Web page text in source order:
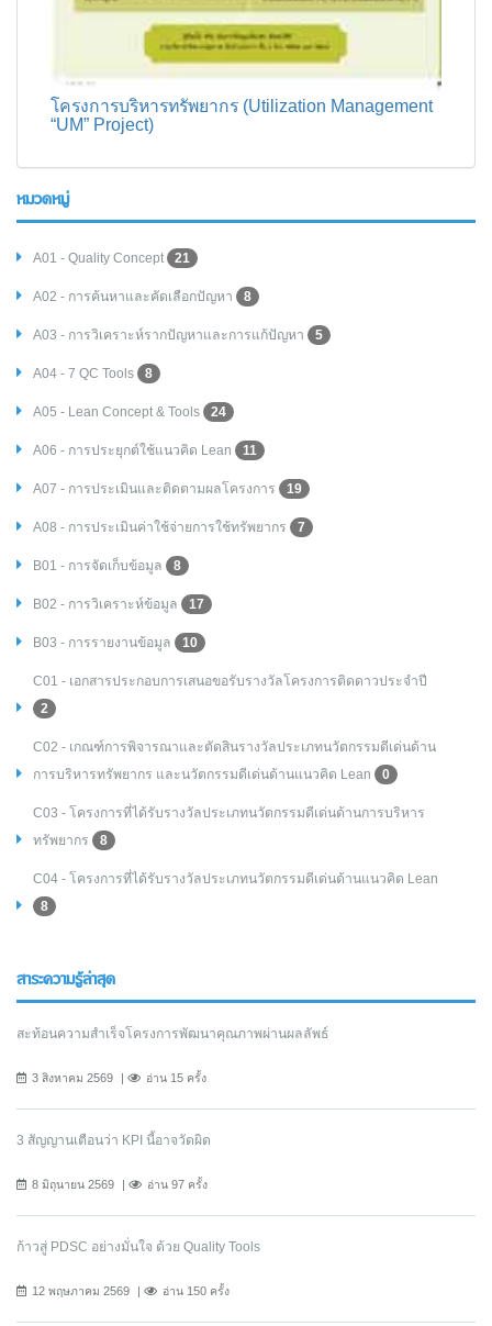
โครงการบริหารทรัพยากร (Utilization Management
“UM” Project)
หมวดหมู่
A01 - Quality Concept 21
A02 - การค้นหาและคัดเลือกปัญหา 8
A03 - การวิเคราะห์รากปัญหาและการแก้ปัญหา 5
A04 - 7 QC Tools 8
A05 - Lean Concept & Tools 24
A06 - การประยุกต์ใช้แนวคิด Lean 11
A07 - การประเมินและติดตามผลโครงการ 19
A08 - การประเมินค่าใช้จ่ายการใช้ทรัพยากร 7
B01 - การจัดเก็บข้อมูล 8
B02 - การวิเคราะห์ข้อมูล 17
B03 - การรายงานข้อมูล 10
C01 - เอกสารประกอบการเสนอขอรับรางวัลโครงการติดดาวประจำปี
2
C02 - เกณฑ์การพิจารณาและตัดสินรางวัลประเภทนวัตกรรมดีเด่นด้าน
การบริหารทรัพยากร และนวัตกรรมดีเด่นด้านแนวคิด Lean
0
C03 - โครงการที่ได้รับรางวัลประเภทนวัตกรรมดีเด่นด้านการบริหาร
ทรัพยากร
8
C04 - โครงการที่ได้รับรางวัลประเภทนวัตกรรมดีเด่นด้านแนวคิด Lean
8
สาระความรู้ล่าสุด
สะท้อนความสำเร็จโครงการพัฒนาคุณภาพผ่านผลลัพธ์
3 สิงหาคม 2569 อ่าน 15 ครั้ง
3 สัญญานเตือนว่า KPI นี้อาจวัดผิด
8 มิถุนายน 2569 อ่าน 97 ครั้ง
ก้าวสู่ PDSC อย่างมั่นใจ ด้วย Quality Tools
12 พฤษภาคม 2569 อ่าน 150 ครั้ง